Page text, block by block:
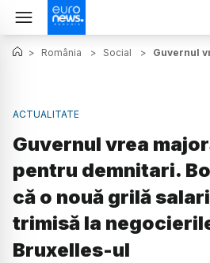
> România > Social > Guvernul
ACTUALITATE
Guvernul vrea
pentru demnitari.
că o nouă grilă
trimisă la
Bruxelles-ul